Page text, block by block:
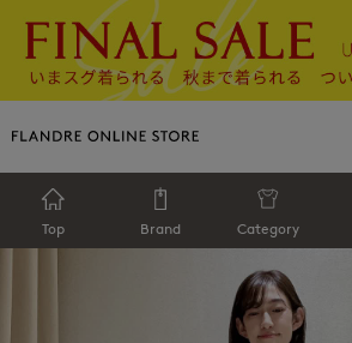
Top Brand Category